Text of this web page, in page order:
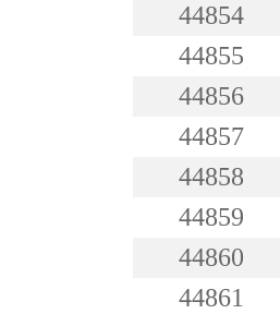
44854
44855
44856
44857
44858
44859
44860
44861